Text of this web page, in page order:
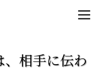
、相手に伝わ